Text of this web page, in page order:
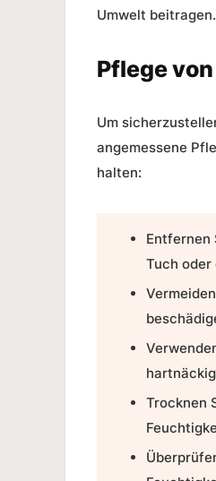
Umwelt beitragen.
Pflege
Um
angemessene
halten:
Entfernen
Tuch oder
Trocknen